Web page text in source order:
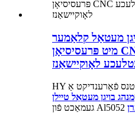
מעטאַל קלאַמער
מיט פּרעסיסיאָן CNC מאַשינינג געביטן
לאָוקיישאַנז
HY מעטאַלס ​​האָט לעצטנס פֿאַרענדיקט אַ
מנהג בויגן מעטאַל טיילן